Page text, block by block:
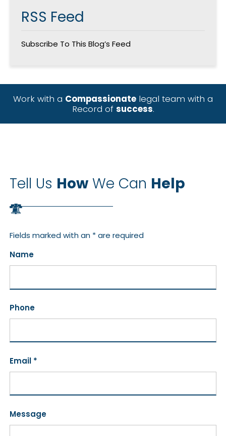
RSS Feed
Subscribe To This Blog’s Feed
Work with a Compassionate legal team with a
Record of success.
Tell Us HowWe Can Help
Fields marked with an * are required
Name
Phone
Email *
Message